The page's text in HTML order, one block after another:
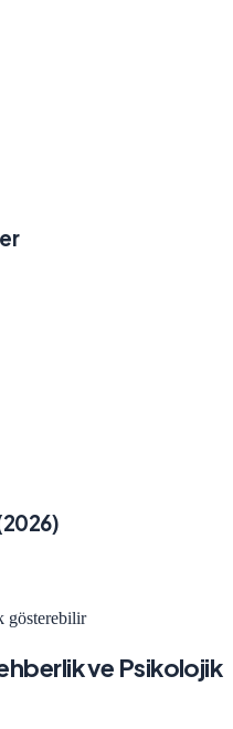
2026)
gösterebilir
ve Psikolojik